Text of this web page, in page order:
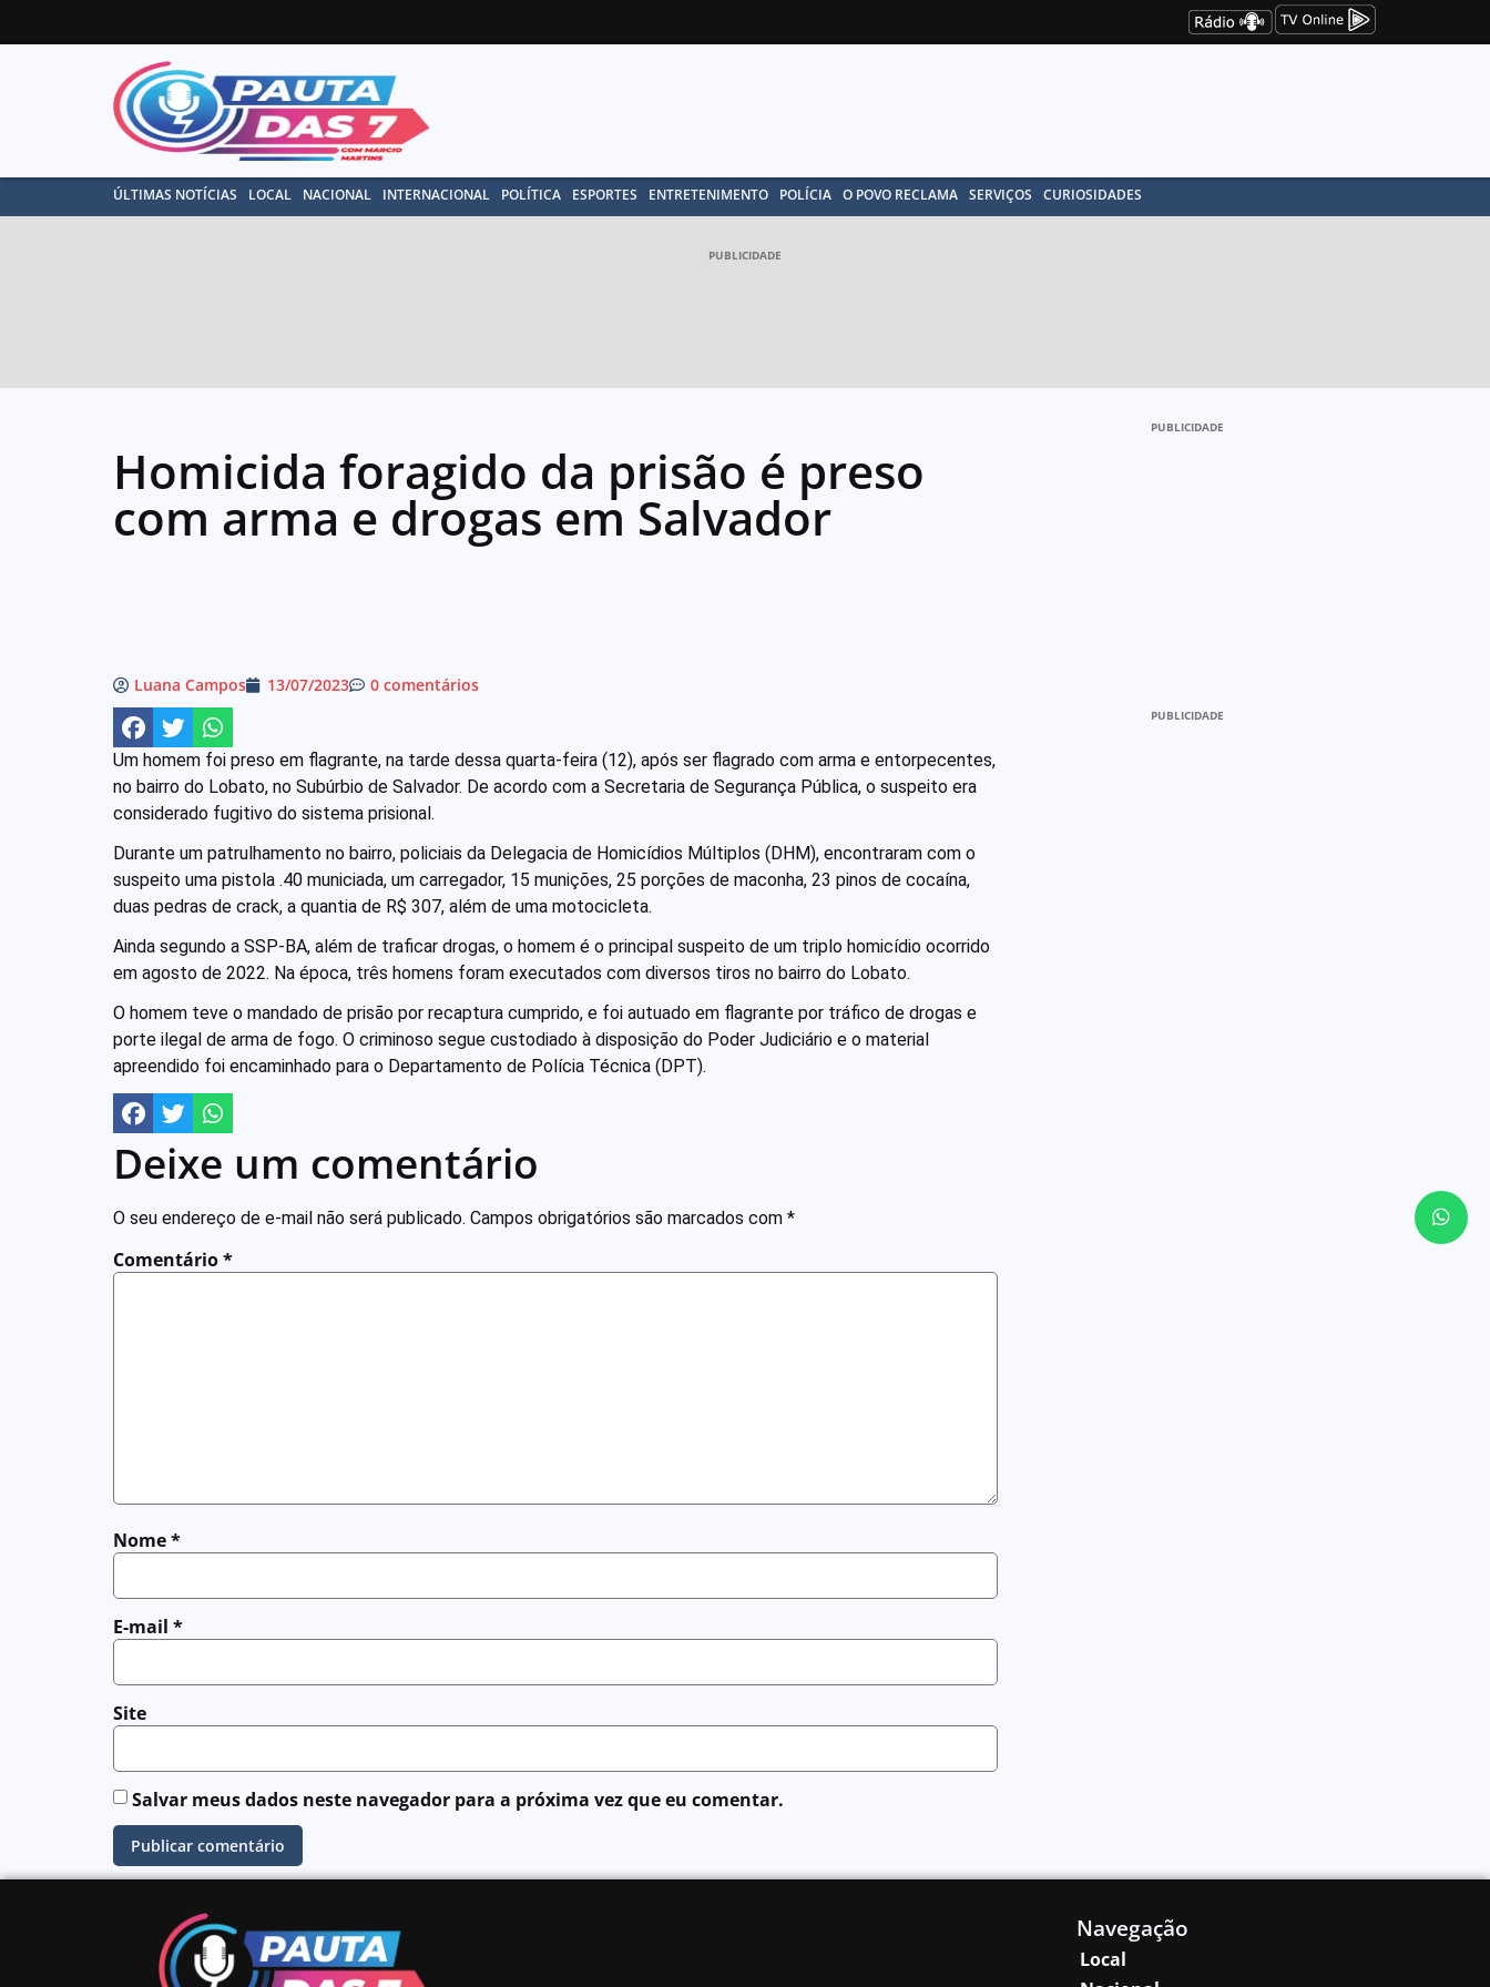
ÚLTIMAS NOTÍCIAS LOCAL NACIONAL INTERNACIONAL POLÍTICA ESPORTES ENTRETENIMENTO POLÍCIA O POVO RECLAMA SERVIÇOS CURIOSIDADES
PUBLICIDADE
Homicida foragido da prisão é preso
com arma e drogas em Salvador
Luana Campos 13/07/2023 0 comentários
Um homem foi preso em flagrante, na tarde dessa quarta-feira (12), após ser flagrado com arma e entorpecentes,
no bairro do Lobato, no Subúrbio de Salvador. De acordo com a Secretaria de Segurança Pública, o suspeito era
considerado fugitivo do sistema prisional.
Durante um patrulhamento no bairro, policiais da Delegacia de Homicídios Múltiplos (DHM), encontraram com o
suspeito uma pistola .40 municiada, um carregador, 15 munições, 25 porções de maconha, 23 pinos de cocaína,
duas pedras de crack, a quantia de R$ 307, além de uma motocicleta.
Ainda segundo a SSP-BA, além de traficar drogas, o homem é o principal suspeito de um triplo homicídio ocorrido
em agosto de 2022. Na época, três homens foram executados com diversos tiros no bairro do Lobato.
O homem teve o mandado de prisão por recaptura cumprido, e foi autuado em flagrante por tráfico de drogas e
porte ilegal de arma de fogo. O criminoso segue custodiado à disposição do Poder Judiciário e o material
apreendido foi encaminhado para o Departamento de Polícia Técnica (DPT).
Deixe um comentário
O seu endereço de e-mail não será publicado. Campos obrigatórios são marcados com *
Comentário*
Nome*
E-mail *
Site
Salvar meus dados neste navegador para a próxima vez que eu comentar.
PUBLICIDADE
PUBLICIDADE
Navegação
Local